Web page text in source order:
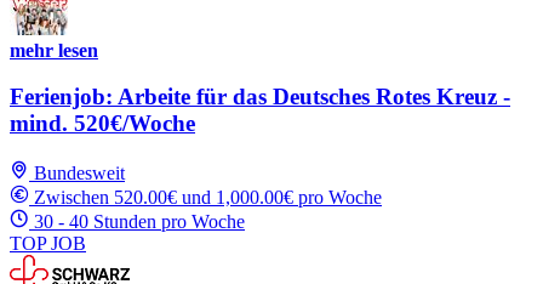
mehr lesen
Ferienjob: Arbeite für das Deutsches Rotes Kreuz -
mind. 520€/Woche
Bundesweit
Zwischen 520.00€ und 1,000.00€ pro Woche
30 - 40 Stunden pro Woche
TOP JOB